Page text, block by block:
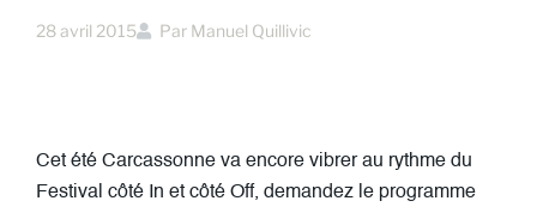
28 avril 2015 Par Manuel Quillivic
Cet été Carcassonne va encore vibrer au rythme du
Festival côté In et côté Off, demandez le programme